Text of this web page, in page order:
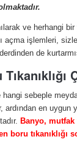
ve herhangi bir
açma işlemleri,
de
hangi sebeple
ardından en uygun
Banyo,
boru tıkanıklığı